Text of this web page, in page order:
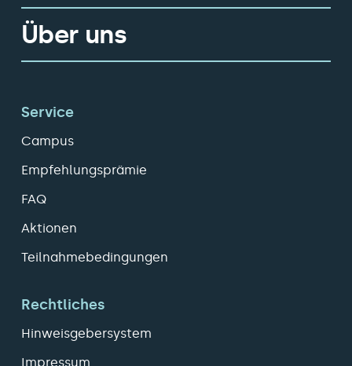
Über uns
Service
Campus
Empfehlungsprämie
FAQ
Aktionen
Teilnahmebedingungen
Rechtliches
Hinweisgebersystem
Impressum